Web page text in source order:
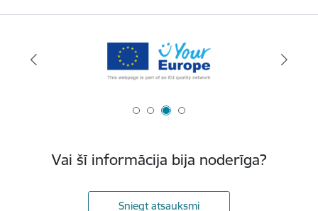
Vai šī informācija bija noderīga?
Sniegt atsauksmi